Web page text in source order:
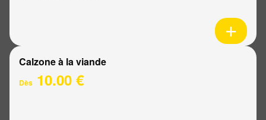
Calzone à la viande
Dès 10.00 €